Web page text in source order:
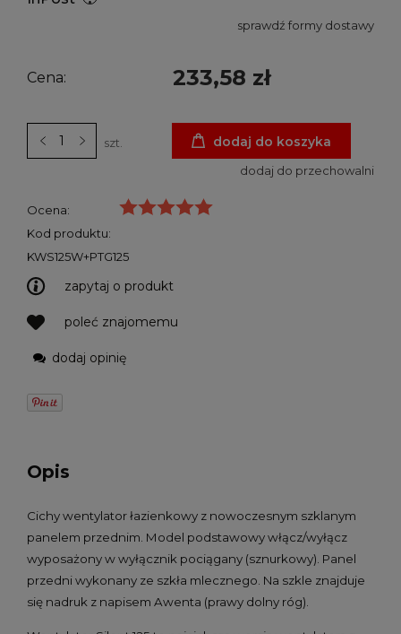
sprawdź formy dostawy
Cena: 233,58 zł
szt. dodaj do koszyka
dodaj do przechowalni
Ocena:
Kod produktu:
KWS125W+PTG125
zapytaj o produkt
poleć znajomemu
dodaj opinię
Opis
Cichy wentylator łazienkowy z nowoczesnym szklanym
panelem przednim. Model podstawowy włącz/wyłącz
wyposażony w wyłącznik pociągany (sznurkowy) . Panel
przedni wykonany ze szkła mlecznego. Na szkle znajduje
się nadruk z napisem Awenta (prawy dolny róg).